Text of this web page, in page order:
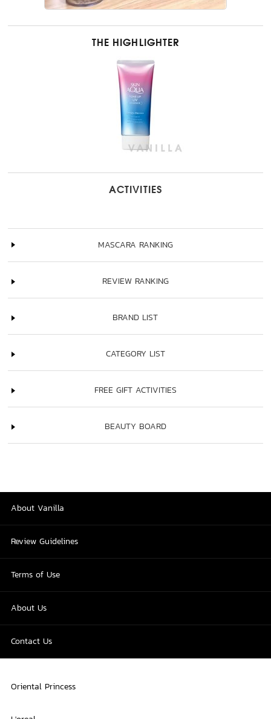
THE HIGHLIGHTER
ACTIVITIES
MASCARA RANKING
REVIEW RANKING
BRAND LIST
CATEGORY LIST
FREE GIFT ACTIVITIES
BEAUTY BOARD
About Vanilla
Review Guidelines
Terms of Use
About Us
Contact Us
Oriental Princess